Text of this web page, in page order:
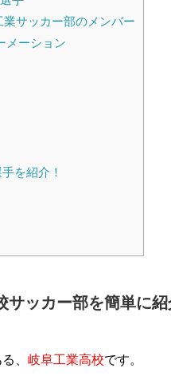
業サッカー部のメンバー
メーション
を紹介！
サッカー部を簡単に紹
、 岐阜工業高校です。